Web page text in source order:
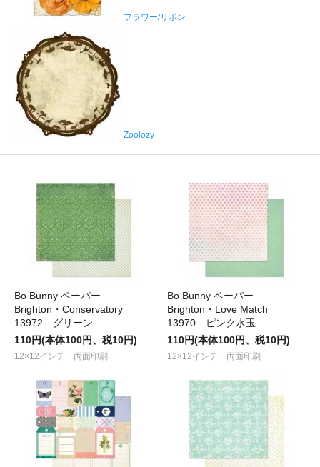
フラワー/リボン
Zoolozy
Bo Bunny ペーパー
Brighton・Conservatory
13972 グリーン
110円(本体100円、税10円)
12×12インチ 両面印刷
Bo Bunny ペーパー
Brighton・Love Match
13970 ピンク水玉
110円(本体100円、税10円)
12×12インチ 両面印刷